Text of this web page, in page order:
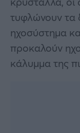
τυφλώνουν τα
ηχοσύστημα
προκαλούν
κάλυμμα της